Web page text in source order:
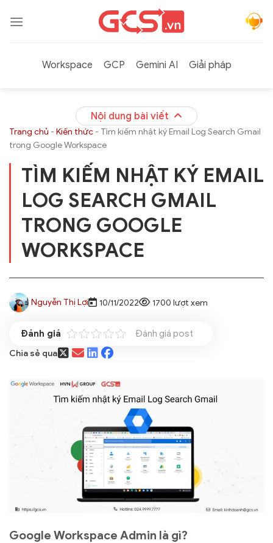
qua
Workspace
GCP Gemini AI Giải pháp
Nội dung bài viết
Trang chủ -Kiến thức - Tìm kiếm nhật ký Email Log Search Gmail
trong Google Workspace
TÌM KIẾM NHẬT KÝ EMAIL
LOG SEARCH GMAIL
TRONG GOOGLE
WORKSPACE
Nguyễn Thị Lợi 10/11/2022 1700 lượt xem
Đánh giá post
Chia sẻ qua
Google Workspace Admin là gì?